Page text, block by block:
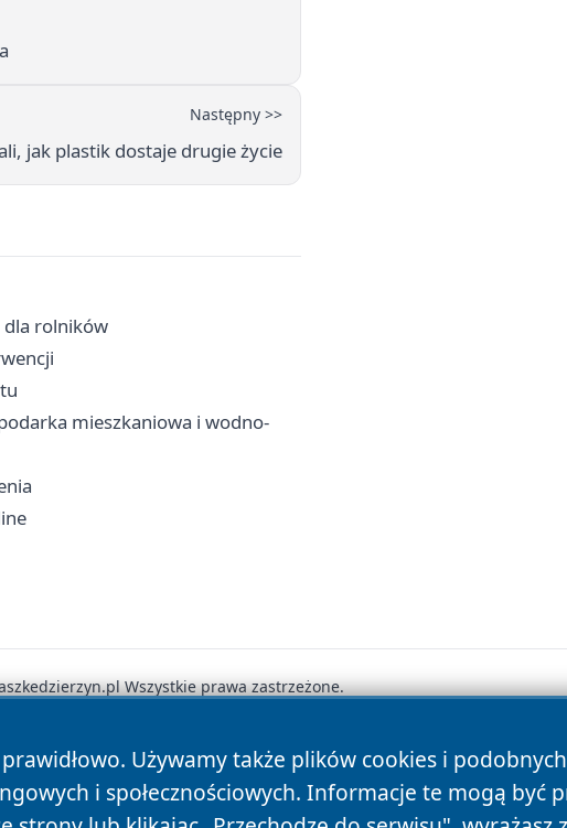
Następny >>
jak plastik dostaje drugie życie
dla rolników
mieszkaniowa i wodno-
Używamy także plików cookies i
i społecznościowych. Informacje te mogą być
Wszystkie prawa zastrzeżone.
Polityka Prywatności Polityka Cookies